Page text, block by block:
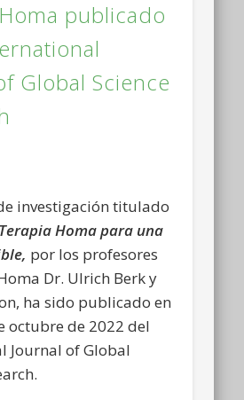
publicado
Global Science
investigación titulado
Homa para una
por los profesores
Dr. Ulrich Berk y
ha sido publicado en
octubre de 2022 del
Journal of Global